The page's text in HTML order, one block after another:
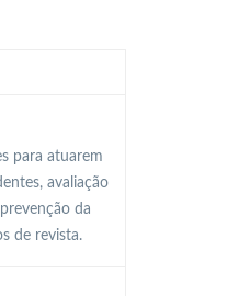
para atuarem
avaliação
da
de revista.